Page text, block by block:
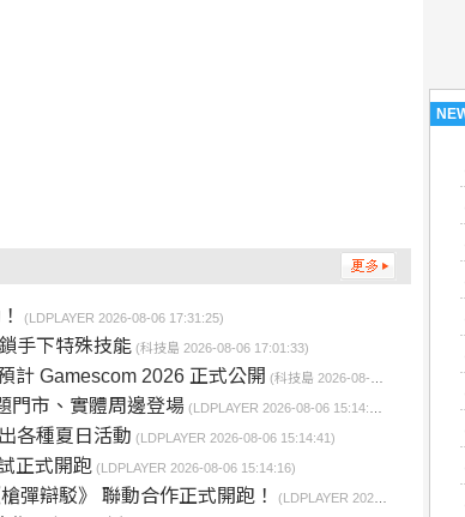
(LDPLAYER 2026-08-06 17:31:25)
手下特殊技能 (科技島 2026-08-06 17:01:33)
計 Gamescom 2026 正式公開 (科技島 2026-08-06 15:21:50)
門市、實體周邊登場 (LDPLAYER 2026-08-06 15:14:51)
各種夏日活動 (LDPLAYER 2026-08-06 15:14:41)
正式開跑 (LDPLAYER 2026-08-06 15:14:16)
彈辯駁》 聯動合作正式開跑！ (LDPLAYER 2026-08-06 15:13:44)